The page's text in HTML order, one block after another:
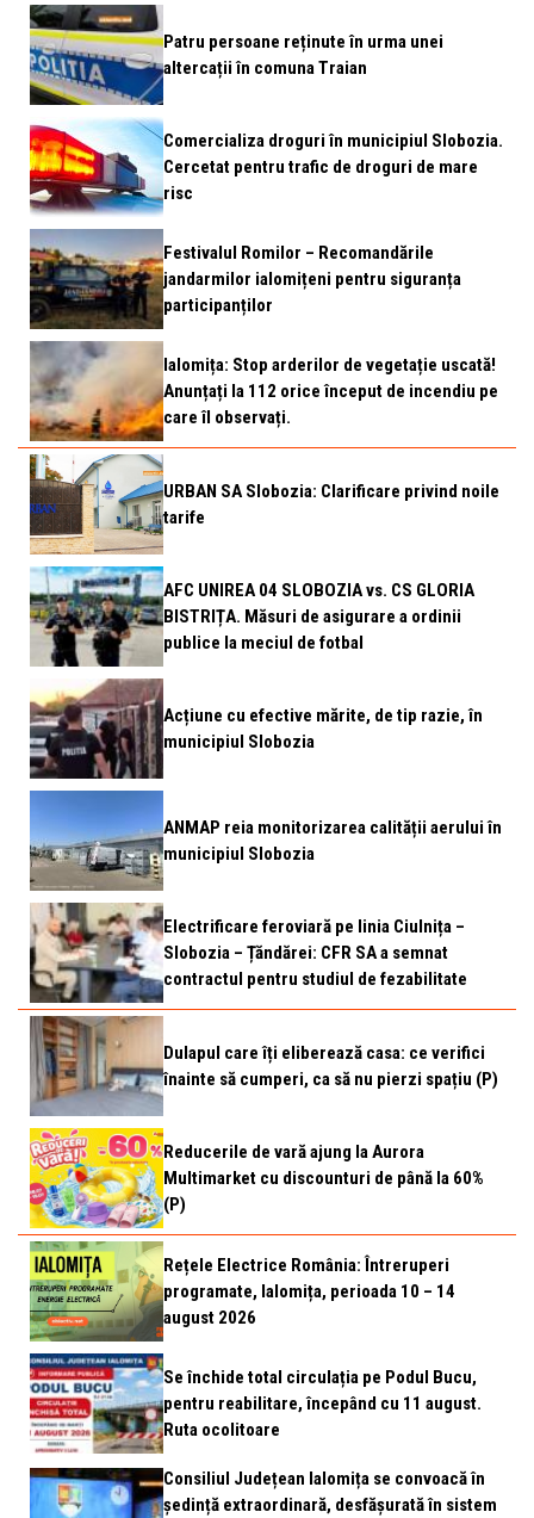
Patru persoane reținute în urma unei
altercații în comuna Traian
Comercializa droguri în municipiul Slobozia.
Cercetat pentru trafic de droguri de mare
risc
Festivalul Romilor – Recomandările
jandarmilor ialomițeni pentru siguranța
participanților
Ialomița: Stop arderilor de vegetație uscată!
Anunțați la 112 orice început de incendiu pe
care îl observați.
URBAN SA Slobozia: Clarificare privind noile
tarife
AFC UNIREA 04 SLOBOZIA vs. CS GLORIA
BISTRIȚA. Măsuri de asigurare a ordinii
publice la meciul de fotbal
Acțiune cu efective mărite, de tip razie, în
municipiul Slobozia
ANMAP reia monitorizarea calității aerului în
municipiul Slobozia
Electrificare feroviară pe linia Ciulnița –
Slobozia – Țăndărei: CFR SA a semnat
contractul pentru studiul de fezabilitate
Dulapul care îți eliberează casa: ce verifici
înainte să cumperi, ca să nu pierzi spațiu (P)
Reducerile de vară ajung la Aurora
Multimarket cu discounturi de până la 60%
(P)
Rețele Electrice România: Întreruperi
programate, Ialomița, perioada 10 – 14
august 2026
Se închide total circulația pe Podul Bucu,
pentru reabilitare, începând cu 11 august.
Ruta ocolitoare
Consiliul Județean Ialomița se convoacă în
ședință extraordinară, desfășurată în sistem